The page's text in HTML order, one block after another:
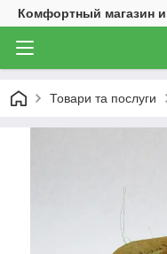
Комфортный магазин
Товари та послуги